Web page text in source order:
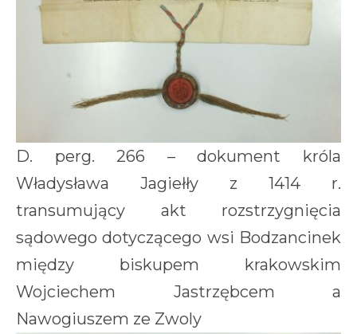
D. perg. 266 – dokument króla
Władysława Jagiełły z 1414 r.
transumujący akt rozstrzygnięcia
sądowego dotyczącego wsi Bodzancinek
między biskupem krakowskim
Wojciechem Jastrzębcem a
Nawogiuszem ze Zwoly